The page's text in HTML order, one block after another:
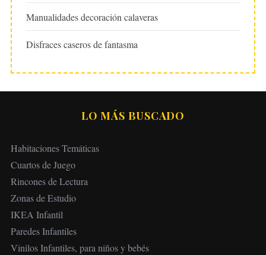
Manualidades decoración calaveras
Disfraces caseros de fantasma
LO MÁS BUSCADO
Habitaciones Temáticas
Cuartos de Juego
Rincones de Lectura
Zonas de Estudio
IKEA Infantil
Paredes Infantiles
Vinilos Infantiles, para niños y bebés